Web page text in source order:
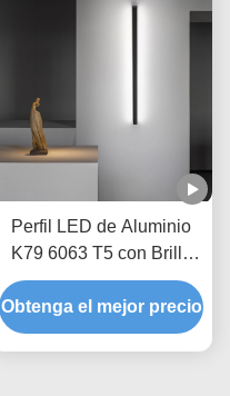
Perfil LED de Aluminio
K79 6063 T5 con Brillo
en Dos Lados para
Instalación en Superficie
Obtenga el mejor precio